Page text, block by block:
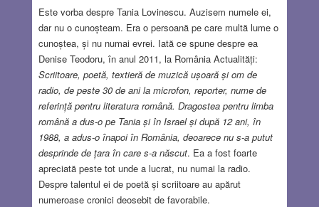
Este vorba despre Tania Lovinescu. Auzisem numele ei,
dar nu o cunoșteam. Era o persoană pe care multă lume o
cunoștea, și nu numai evrei. Iată ce spune despre ea
Denise Teodoru, în anul 2011, la România Actualități:
Scriitoare, poetă, textieră de muzică ușoară și om de
radio, de peste 30 de ani la microfon, reporter, nume de
referință pentru literatura română. Dragostea pentru limba
română a dus-o pe Tania și în Israel și după 12 ani, în
1988, a adus-o înapoi în România, deoarece nu s-a putut
desprinde de țara în care s-a născut. Ea a fost foarte
apreciată peste tot unde a lucrat, nu numai la radio.
Despre talentul ei de poetă și scriitoare au apărut
numeroase cronici deosebit de favorabile.